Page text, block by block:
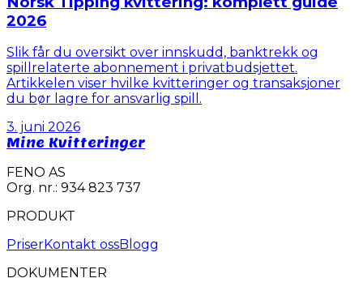
2026
Slik får du oversikt over innskudd, banktrekk og
spillrelaterte abonnement i privatbudsjettet.
Artikkelen viser hvilke kvitteringer og transaksjoner
du bør lagre for ansvarlig spill.
3. juni 2026
Mine Kvitteringer
FENO AS
Org. nr.: 934 823 737
PRODUKT
PriserKontakt ossBlogg
DOKUMENTER